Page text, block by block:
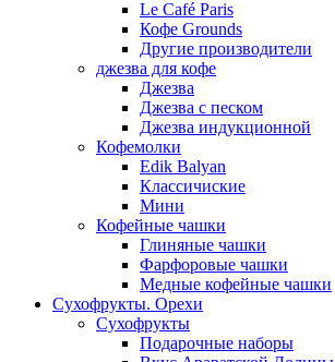
Le Café Paris
Кофе Grounds
Другие производители
джезва для кофе
Джезва
Джезва с песком
Джезва индукционной
Кофемолки
Edik Balyan
Классичиские
Мини
Кофейные чашки
Глиняные чашки
Фарфоровые чашки
Медные кофейные чашки
Сухофрукты. Орехи
Сухофрукты
Подарочные наборы